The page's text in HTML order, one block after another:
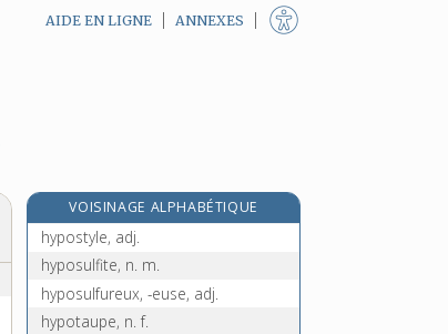
AIDE EN LIGNE ANNEXES
VOISINAGE ALPHABÉTIQUE
hypostatiquement, adv.
hypostyle, adj.
hyposulfite, n. m.
hyposulfureux, -euse, adj.
hypotaupe, n. f.